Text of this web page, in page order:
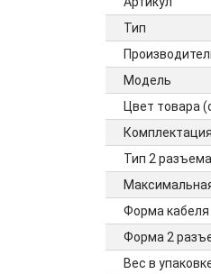
Тип
Модель
Цвет товара
Комплектация
Тип 2 разъема
Форма кабеля
Форма 2
Вес в